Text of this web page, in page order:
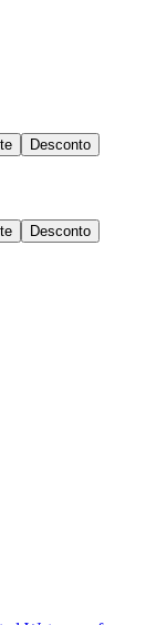
Desconto
Desconto